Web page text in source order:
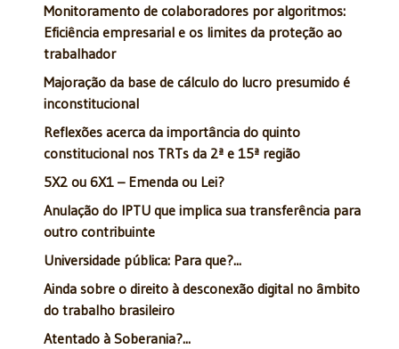
Monitoramento de colaboradores por algoritmos:
Eficiência empresarial e os limites da proteção ao
trabalhador
Majoração da base de cálculo do lucro presumido é
inconstitucional
Reflexões acerca da importância do quinto
constitucional nos TRTs da 2ª e 15ª região
5X2 ou 6X1 – Emenda ou Lei?
Anulação do IPTU que implica sua transferência para
outro contribuinte
Universidade pública: Para que?...
Ainda sobre o direito à desconexão digital no âmbito
do trabalho brasileiro
Atentado à Soberania?...